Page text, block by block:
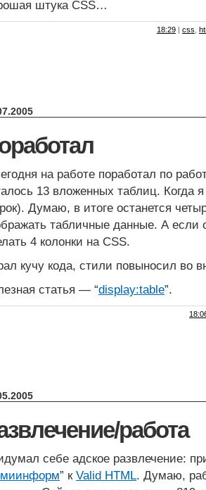
штука CSS…
18:29 | css
на работе поработал по
13 вложенных таблиц. Когда
Думаю, в итоге останется
табличные данные. А если
4 колонки на CSS.
кучу кода, стили повыносил во
статья — “display:table”.
работа
себе адское развлечение:
” к Valid HTML. Думаю,